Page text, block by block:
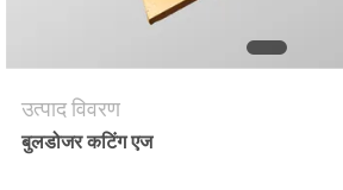
अनुरोध
करें
उत्पाद विवरण
बुलडोजर कटिंग एज